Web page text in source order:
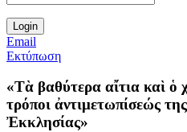
Email
Εκτύπωση
«Τὰ βαθύτερα αἴτια καὶ ὁ
τρόποι ἀντιμετωπίσεώς
Ἐκκλησίας»